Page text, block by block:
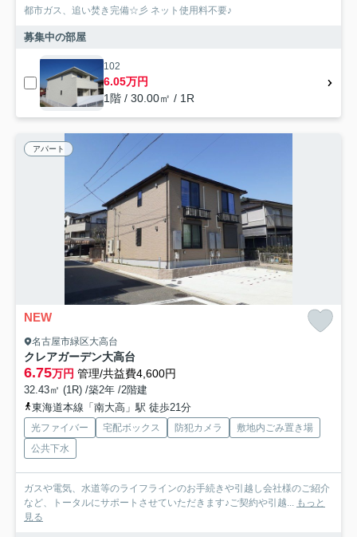
都市ガス、追い焚き完備☆彡 ネット使用料不要♪
募集中の部屋
102
6.05万円
1階 / 30.00㎡ / 1R
アパート
NEW
名古屋市緑区大高台
クレアガーデン大高台
6.75万円 管理/共益費4,600円
32.43㎡ (1R) /築2年 /2階建
東海道本線「南大高」駅 徒歩21分
光ファイバー 宅配ボックス 防犯カメラ
敷地内ごみ置き場
公共下水
ガスや電気、水道等のライフラインのお手続きや引越し会社様のご紹介
など、トータルにサポートさせていただきます♪ご契約や引越... もっと
見る